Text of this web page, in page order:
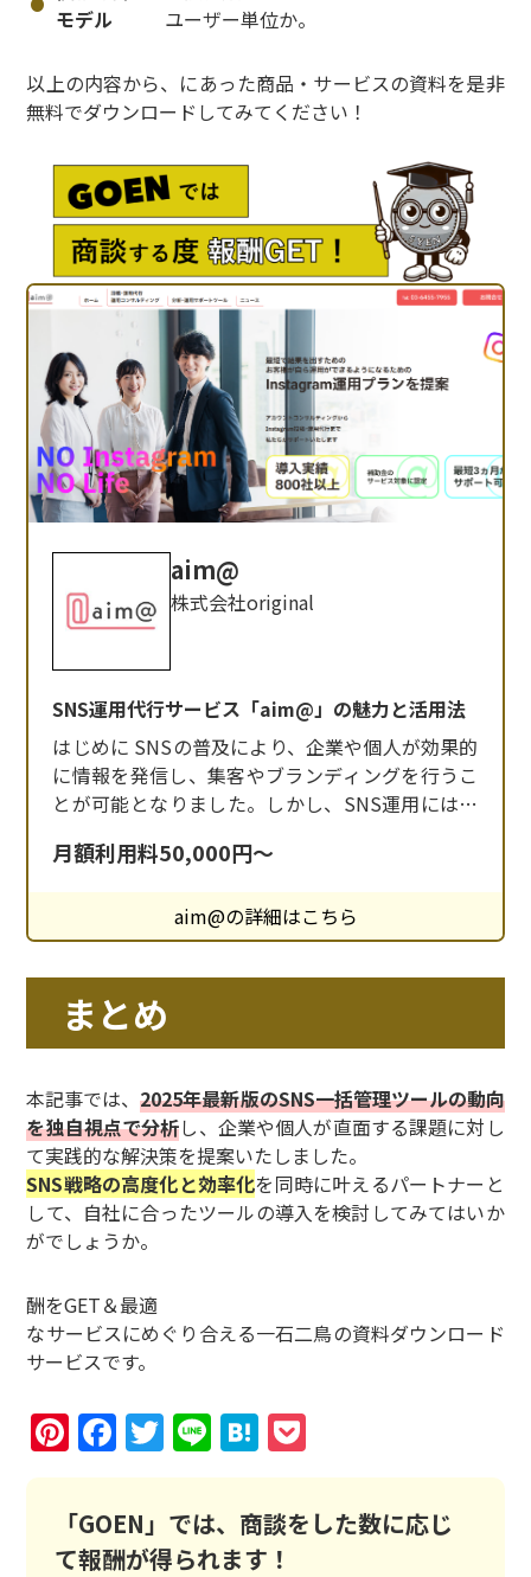
モデル
ユーザー単位か。
以上の内容から、にあった商品・サービスの資料を是非
無料でダウンロードしてみてください！
aim@
株式会社original
SNS運用代行サービス「aim@」の魅力と活用法
はじめに SNSの普及により、企業や個人が効果的
に情報を発信し、集客やブランディングを行うこ
とが可能となりました。しかし、SNS運用には戦
こで、株式会社originalが提供するSNS運用代行
サービス「aim@（エイムアット）」が注目され
ています。本記事では、「aim@」の特徴と導入
のメリットについて詳しく解説し
月額利用料50,000円～
aim@の詳細はこちら
まとめ
本記事では、2025年最新版のSNS一括管理ツールの動向
を独自視点で分析し、企業や個人が直面する課題に対し
て実践的な解決策を提案いたしました。
SNS戦略の高度化と効率化を同時に叶えるパートナーと
して、自社に合ったツールの導入を検討してみてはいか
がでしょうか。
酬をGET＆最適
なサービスにめぐり合える一石二鳥の資料ダウンロード
サービスです。
Pinterest
Facebook
Twitter
LineHatena
「GOEN」では、商談をした数に応じ
て報酬が得られます！